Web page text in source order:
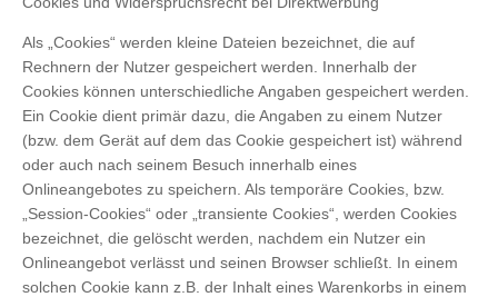
Als „Cookies“ werden kleine Dateien bezeichnet, die auf
Rechnern der Nutzer gespeichert werden. Innerhalb der
Cookies können unterschiedliche Angaben gespeichert werden.
Ein Cookie dient primär dazu, die Angaben zu einem Nutzer
(bzw. dem Gerät auf dem das Cookie gespeichert ist) während
oder auch nach seinem Besuch innerhalb eines
Onlineangebotes zu speichern. Als temporäre Cookies, bzw.
„Session-Cookies“ oder „transiente Cookies“, werden Cookies
bezeichnet, die gelöscht werden, nachdem ein Nutzer ein
Onlineangebot verlässt und seinen Browser schließt. In einem
solchen Cookie kann z.B. der Inhalt eines Warenkorbs in einem